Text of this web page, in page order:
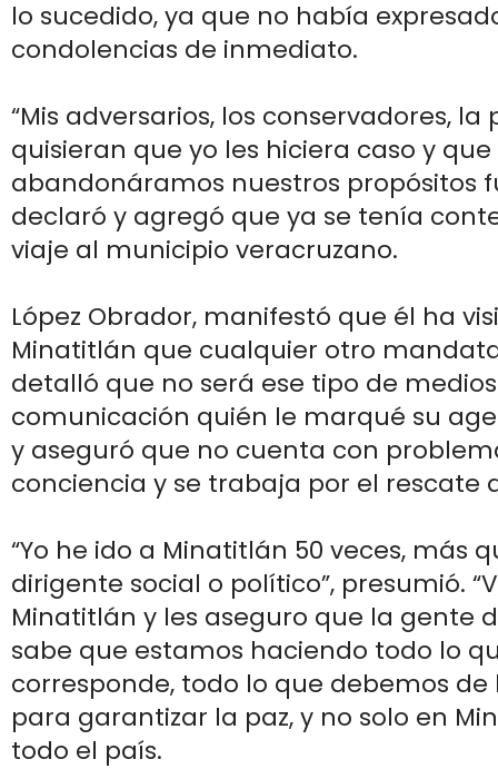
lo sucedido, ya que no había
condolencias de inmediato.
“Mis adversarios, los conservadores, la
quisieran que yo les hiciera caso y que
abandonáramos nuestros propósitos
declaró y agregó que ya se tenía
viaje al municipio veracruzano.
López Obrador, manifestó que él ha
Minatitlán que cualquier otro
detalló que no será ese tipo de
comunicación quién le marqué su
y aseguró que no cuenta con
conciencia y se trabaja por el rescate
“Yo he ido a Minatitlán 50 veces, más
dirigente social o político”, presumió.
Minatitlán y les aseguro que la gente
sabe que estamos haciendo todo lo
corresponde, todo lo que debemos
para garantizar la paz, y no solo en
todo el país.